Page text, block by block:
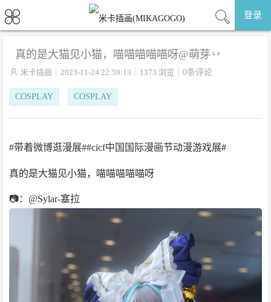
登录
真的是大猫见小猫，喵喵喵喵喵呀@萌芽丷
 米卡插画 2023-11-24 22:59:13 1373 浏览 0条评论
COSPLAY COSPLAY
#带着微博逛漫展##cicf中国国际漫画节动漫游戏展#
真的是大猫见小猫，喵喵喵喵喵呀
📷：@Sylar-塞拉 ​​​